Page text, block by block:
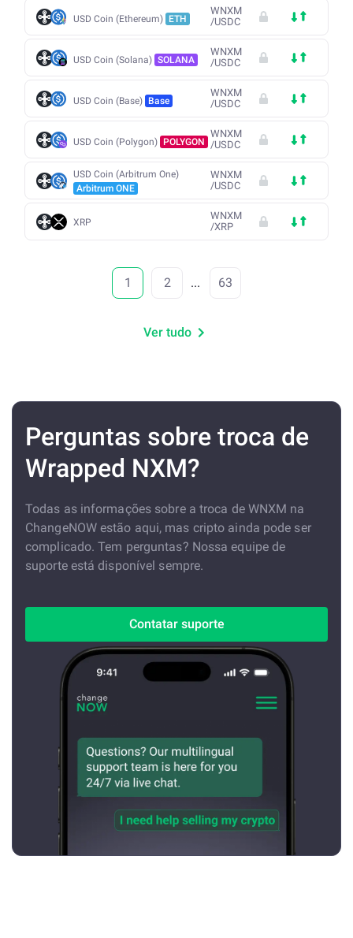
USD Coin (Ethereum) ETH
WNXM
/USDC
USD Coin (Solana) SOLANA
WNXM
/USDC
USD Coin (Base) Base
WNXM
/USDC
USD Coin (Polygon) POLYGON
WNXM
/USDC
USD Coin (Arbitrum One)
Arbitrum ONE
WNXM
/USDC
XRP
WNXM
/XRP
1 2 ... 63
Ver tudo
Perguntas sobre troca de
Wrapped NXM?
Todas as informações sobre a troca de WNXM na
ChangeNOW estão aqui, mas cripto ainda pode ser
complicado. Tem perguntas? Nossa equipe de
suporte está disponível sempre.
Contatar suporte